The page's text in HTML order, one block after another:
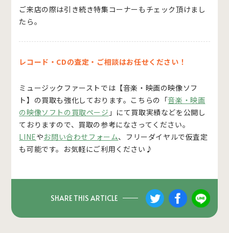
ご来店の際は引き続き特集コーナーもチェック頂けまし
たら。
レコード・CDの査定・ご相談はお任せください！
ミュージックファーストでは 【音楽・映画の映像ソフ
ト】 の買取も強化しております。こちらの「音楽・映画
の映像ソフトの買取ページ 」にて買取実績などを公開し
ておりますので、買取の参考になさってください。
LINEやお問い合わせフォーム、フリーダイヤルで仮査定
も可能です。お気軽にご利用ください♪
SHARE THIS ARTICLE